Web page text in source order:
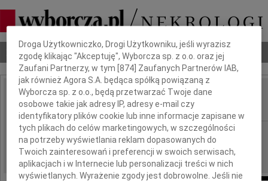
Nekrologi Odeszli Poradnik pogrzebowy
IMIĘ I NAZWISKO: Michał Stefan Dalecki
REGION: Łódź
DATA EMISJI: 14.07.2017
Dbamy o Twoją prywatność
Droga Użytkowniczko, Drogi Użytkowniku, jeśli wyrazisz
zgodę klikając "Akceptuję", Wyborcza sp. z o.o. oraz jej
Zaufani Partnerzy, w tym [874 ] Zaufanych Partnerów IAB,
jak również Agora S.A. będąca spółką powiązaną z
Wyborcza sp. z o.o., będą przetwarzać Twoje dane
osobowe takie jak adresy IP, adresy e-mail czy
identyfikatory plików cookie lub inne informacje zapisane w
tych plikach do celów marketingowych, w szczególności
na potrzeby wyświetlania reklam dopasowanych do
Twoich zainteresowań i preferencji w swoich serwisach,
aplikacjach i w Internecie lub personalizacji treści w nich
wyświetlanych. Wyrażenie zgody jest dobrowolne. Jeśli nie